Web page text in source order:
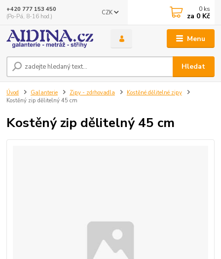
Menu
CZK
Hledat
+420 777 153 450
(Po-Pá, 8-16 hod.)
0 ks
za 0 Kč
Úvod Galanterie Zipy - zdrhovadla
Kostěné dělitelné zipy
Kostěný zip dělitelný 45 cm
Kostěný zip dělitelný 45 cm